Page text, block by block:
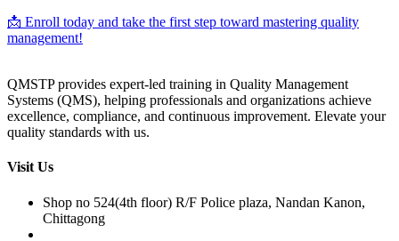
📩 Enroll today and take the first step toward mastering quality
management!
QMSTP provides expert-led training in Quality Management
Systems (QMS), helping professionals and organizations achieve
excellence, compliance, and continuous improvement. Elevate your
quality standards with us.
Visit Us
Shop no 524(4th floor) R/F Police plaza, Nandan Kanon,
Chittagong